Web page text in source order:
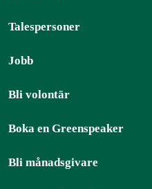
Talespersoner
Jobb
Bli volontär
Boka en Greenspeaker
Bli månadsgivare